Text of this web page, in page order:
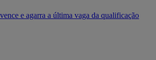
e agarra a última vaga da qualificação